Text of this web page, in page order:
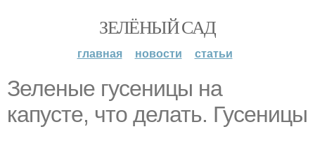
ЗЕЛЁНЫЙ САД
главная новости статьи
Зеленые гусеницы на
капусте, что делать. Гусеницы